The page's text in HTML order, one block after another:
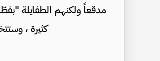
مدقعاً ولكنهم الطفايلة
كثيرة ،